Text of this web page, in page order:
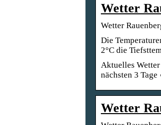
Wetter
Wetter
Die
2°C die
Aktuelles
nächsten 3
Wetter